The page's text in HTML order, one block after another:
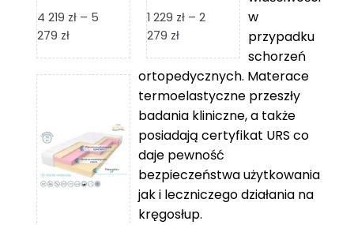
4 219 zł – 5
279 złZakres
od
5
279 zł
1 229 zł – 2
279 złZakres
od
1
229 zł
2
279 zł
w
przypadku
schorzeń
ortopedycznych. Materace
termoelastyczne przeszły
badania kliniczne, a także
posiadają certyfikat URS co
daje pewność
bezpieczeństwa użytkowania
jak i leczniczego działania na
kręgosłup.